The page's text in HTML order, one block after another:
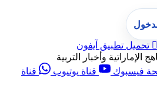
 تحميل تطبيق آيفون
الإماراتية وأخبار التربية
فيسبوك قناة يوتيوب
قناة